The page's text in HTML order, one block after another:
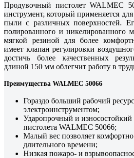
Продувочный пистолет WALMEC
инструмент, который применяется
пыли с различных поверхностей.
полированного и никелированного
мягкой резиной для более
имеет клапан регулировки
достичь более качественных
длиной 150 мм облегчит работу в
Преимущества WALMEC 50066
Гораздо больший рабочий
электроинструментом;
Ударопрочный и износостойкий
пистолета WALMEC 50066;
Малый вес позволяет комфортно
длительного времени;
Низкая пожаро- и